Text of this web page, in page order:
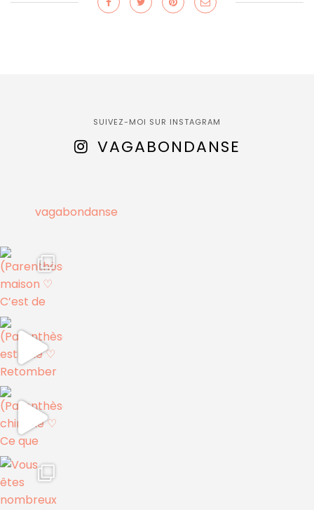
SUIVEZ-MOI SUR INSTAGRAM
VAGABONDANSE
vagabondanse